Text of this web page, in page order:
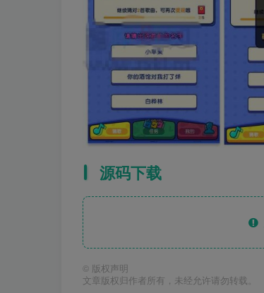
源码下载
© 版权声明
文章版权归作者所有，未经允许请勿转载。